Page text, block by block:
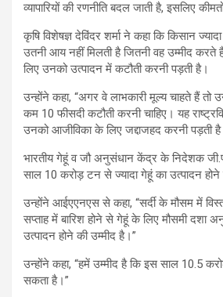
व्यापारियों की रणनीति बदल जाती है, इसलिए
कृषि विशेषज्ञ देविंदर शर्मा ने कहा कि किसान
उतनी आय नहीं मिलती है जितनी वह उम्मीद करते
लिए उनको उत्पादन में कटौती करनी पड़ती है।
उन्होंने कहा, “अगर वे लाभकारी मूल्य चाहते हैं
कम 10 फीसदी कटौती करनी चाहिए। यह
उनको आजीविका के लिए जद्दाजहद करनी पड़ती
भारतीय गेहूं व जौ अनुसंधान केंद्र के निदेशक
साल 10 करोड़ टन से ज्यादा गेहूं का उत्पादन होने
उन्होंने आईएएनएस से कहा, “सर्दी के मौसम में
सप्ताह में बारिश होने से गेहूं के लिए मौसमी दशा
उत्पादन होने की उम्मीद है।”
उन्होंने कहा, “हमें उम्मीद है कि इस साल 10.5
सकता है।”